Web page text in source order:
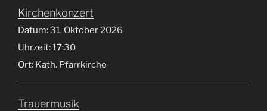
Kirchenkonzert
Datum:31. Oktober 2026
Uhrzeit:17:30
Ort: Kath. Pfarrkirche
Trauermusik